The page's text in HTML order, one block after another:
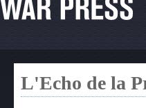
L'Echo de la